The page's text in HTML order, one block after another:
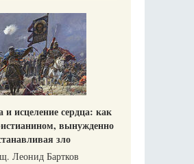
исцеление сердца: как
вынужденно
зло
Леонид Бартков